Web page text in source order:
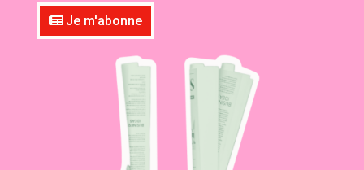
Je m'abonne